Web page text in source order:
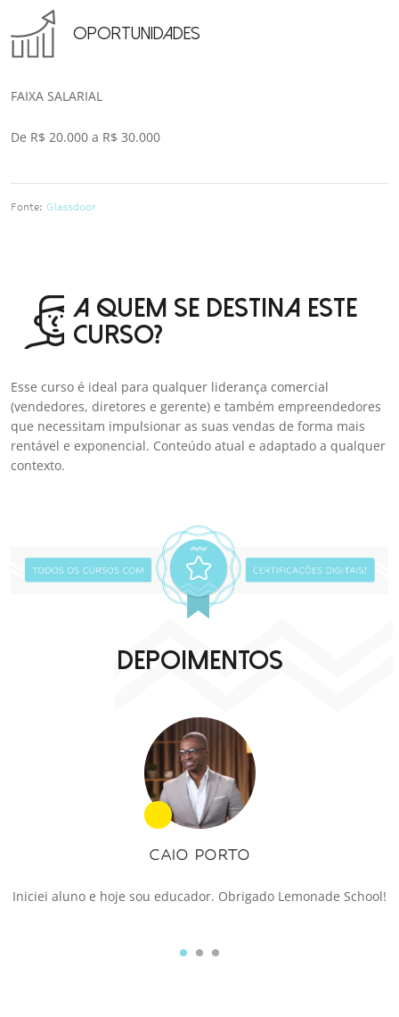
OPORTUNIDADES
FAIXA SALARIAL
De R$ 20.000 a R$ 30.000
Fonte: Glassdoor
A QUEM SE DESTINA ESTE
CURSO?
Esse curso é ideal para qualquer liderança comercial
(vendedores, diretores e gerente) e também empreendedores
que necessitam impulsionar as suas vendas de forma mais
rentável e exponencial. Conteúdo atual e adaptado a qualquer
contexto.
DEPOIMENTOS
CAIO PORTO
Iniciei aluno e hoje sou educador. Obrigado Lemonade School!